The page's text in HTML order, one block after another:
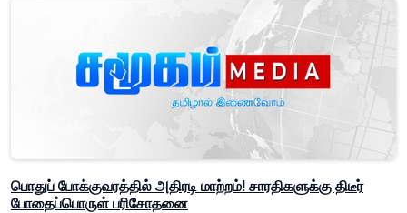
பொதுப் போக்குவரத்தில் அதிரடி மாற்றம்! சாரதிகளுக்கு திடீர்
போதைப்பொருள் பரிசோதனை